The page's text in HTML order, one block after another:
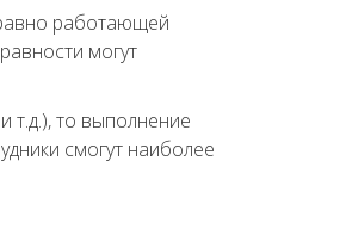
работающей
могут
т.д.), то выполнение
смогут наиболее